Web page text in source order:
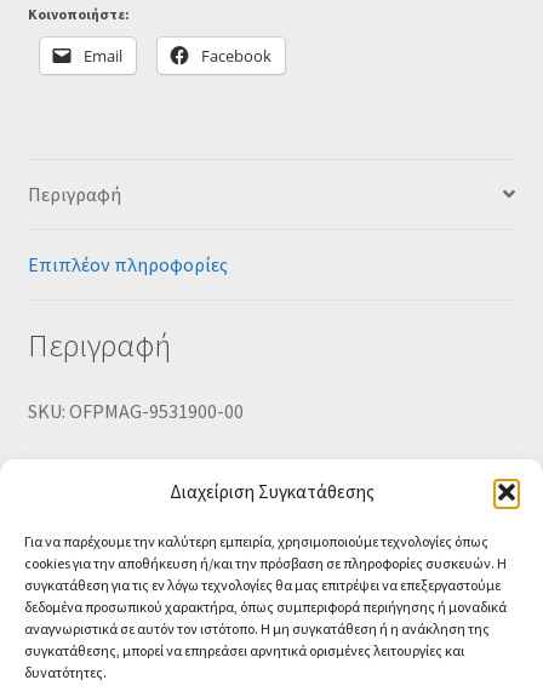
Διαχείριση Συγκατάθεσης
Για να παρέχουμε την καλύτερη εμπειρία, χρησιμοποιούμε τεχνολογίες όπως
cookies για την αποθήκευση ή/και την πρόσβαση σε πληροφορίες συσκευών. Η
συγκατάθεση για τις εν λόγω τεχνολογίες θα μας επιτρέψει να επεξεργαστούμε
δεδομένα προσωπικού χαρακτήρα, όπως συμπεριφορά περιήγησης ή μοναδικά
αναγνωριστικά σε αυτόν τον ιστότοπο. Η μη συγκατάθεση ή η ανάκληση της
συγκατάθεσης, μπορεί να επηρεάσει αρνητικά ορισμένες λειτουργίες και
δυνατότητες.
Κοινοποιήστε:
Email Facebook
Περιγραφή
Επιπλέον πληροφορίες
Περιγραφή
SKU: OFPMAG-9531900-00
ποιότητας OfficePoint